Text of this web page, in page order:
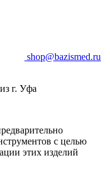
shop@bazismed.ru
г. Уфа
с целью
этих изделий